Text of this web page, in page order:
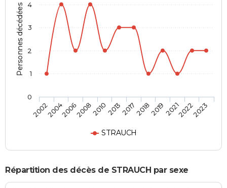
Personnes décédées
STRAUCH
200220042006200820102013201720182019202120222023
0
1
2
3
4
Répartition des décès de STRAUCH par sexe